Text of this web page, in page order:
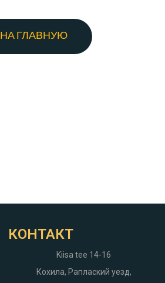
НА ГЛАВНУЮ
КОНТАКТ
Kiisa tee 14-16
Кохила, Раплаский уезд,